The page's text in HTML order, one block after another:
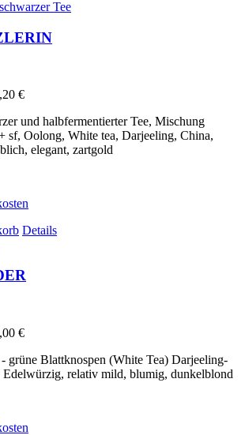
€
und halbfermentierter Tee, Mischung
sf, Oolong, White tea, Darjeeling, China,
elegant, zartgold
Details
€
grüne Blattknospen (White Tea) Darjeeling-
Edelwürzig, relativ mild, blumig, dunkelblond